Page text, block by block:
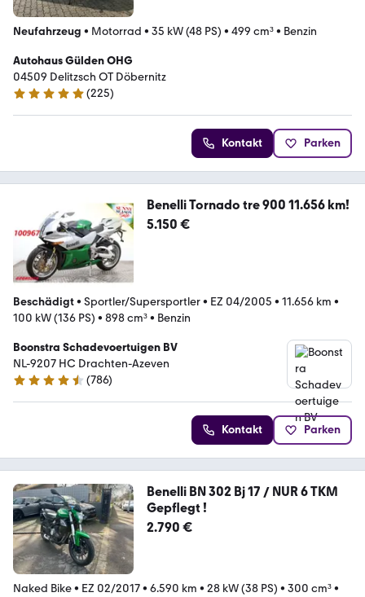
Neufahrzeug • Motorrad • 35 kW (48 PS) • 499 cm³• Benzin
Autohaus Gülden OHG
04509 Delitzsch OT Döbernitz
5 Sterne
(225)
Kontakt Parken
Benelli Tornado tre 900 11.656 km!
5.150 €
Beschädigt• Sportler/Supersportler• EZ 04/2005 • 11.656 km •
100 kW (136 PS) • 898 cm³• Benzin
Boonstra Schadevoertuigen BV
NL-9207 HC Drachten-Azeven
4.4 Sterne
(786)
Kontakt Parken
Benelli BN 302 Bj 17 / NUR 6 TKM
Gepflegt !
2.790 €
Naked Bike• EZ 02/2017• 6.590 km • 28 kW (38 PS) • 300 cm³•